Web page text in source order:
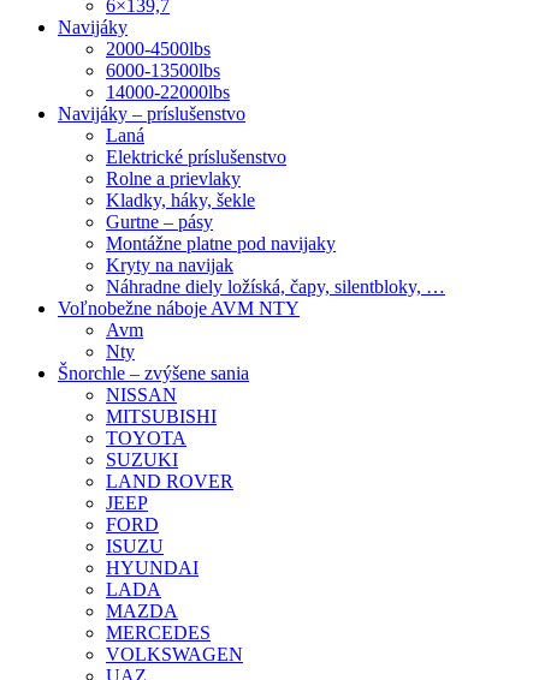
6×139,7
Navijáky
2000-4500lbs
6000-13500lbs
14000-22000lbs
Navijáky – príslušenstvo
Laná
Elektrické príslušenstvo
Rolne a prievlaky
Kladky, háky, šekle
Gurtne – pásy
Montážne platne pod navijaky
Kryty na navijak
Náhradne diely ložíská, čapy, silentbloky, …
Voľnobežne náboje AVM NTY
Avm
Nty
Šnorchle – zvýšene sania
NISSAN
MITSUBISHI
TOYOTA
SUZUKI
LAND ROVER
JEEP
FORD
ISUZU
HYUNDAI
LADA
MAZDA
MERCEDES
VOLKSWAGEN